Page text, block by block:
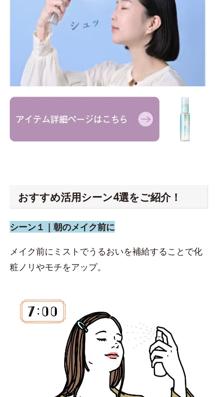
おすすめ活用シーン4選をご紹介！
シーン１｜朝のメイク前に
メイク前にミストでうるおいを補給することで化
粧ノリやモチをアップ。